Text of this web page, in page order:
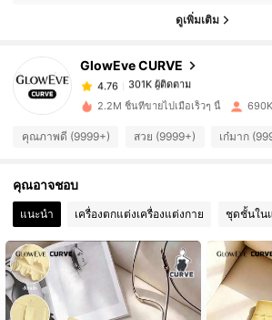
ดูเพิ่มเติม
GlowEve CURVE
301K ผู้ติดตาม
4.76
301K ผู้ติดตาม
a***h จ่าย1 วันที่ผ่านมา
4.76 301K ผู้ติดตาม
4.76 301K ผู้ติดตาม
2.2M ชิ้นที่ขายไปเมื่อเร็วๆ นี้
คุณภาพดี (9999+) สวย (9999+) เก๋มาก
คุณอาจชอบ
แนะนำ เครื่องตกแต่งเครื่องแต่งกาย ชุดชั้นใน